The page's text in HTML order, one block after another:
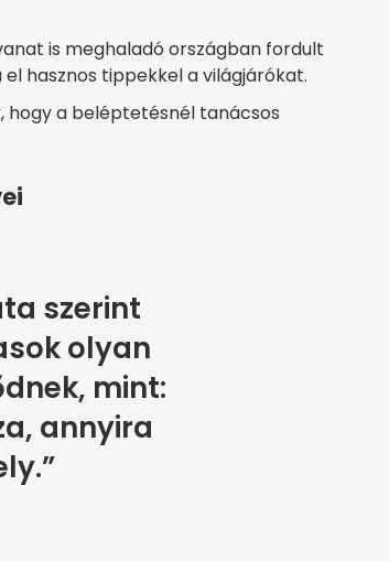
is meghaladó országban fordult
hasznos tippekkel a világjárókat.
hogy a beléptetésnél tanácsos
szerint
olyan
mint:
annyira